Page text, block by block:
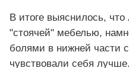
В итоге выяснилось,
"стоячей" мебелью,
болями в нижней части
чувствовали себя